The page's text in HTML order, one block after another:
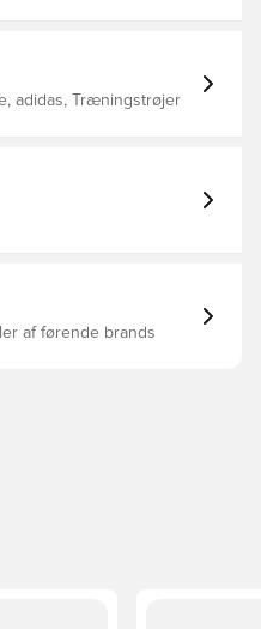
transporterer og
yde en afkølet, tør
materialerne
Genbrugs)
adidas, Træningstrøjer
af førende brands